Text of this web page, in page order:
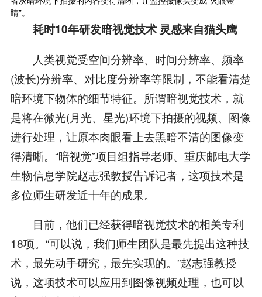
睛”。
耗时10年研发暗视觉技术 灵感来自猫头鹰
人类视觉受空间分辨率、时间分辨率、频率
(波长)分辨率、对比度分辨率等限制，不能看清楚
暗环境下物体的细节特征。所谓暗视觉技术，就
是将在微光(月光、星光)环境下拍摄的视频、图像
进行处理，让原本肉眼看上去黑暗不清的图像变
得清晰。“暗视觉”项目组指导老师、重庆邮电大学
生物信息学院赵志强教授告诉记者，这项技术是
多位师生研发近十年的成果。
目前，他们已经获得暗视觉技术的相关专利
18项。“可以说，我们师生团队是最先提出这种技
术，最先动手研究，最先实现的。”赵志强教授
说，这项技术可以应用到图像视频处理，也可以